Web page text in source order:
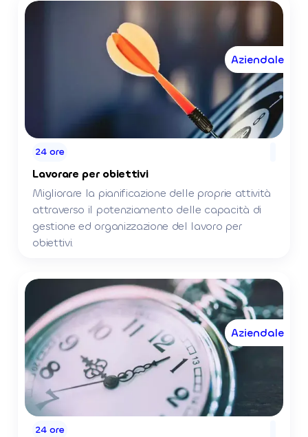
24 ore
Lavorare per obiettivi
Migliorare la pianificazione delle proprie attività
attraverso il potenziamento delle capacità di
gestione ed organizzazione del lavoro per
obiettivi.
Aziendale
24 ore
Aziendale